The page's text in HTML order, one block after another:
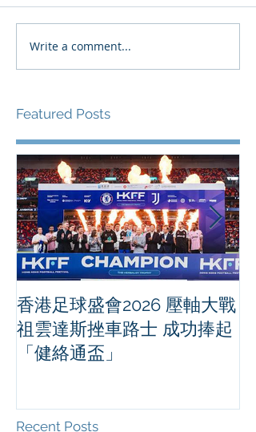
Write a comment...
Featured Posts
香港足球盛會2026 壓軸大戰
祖雲達斯挫車路士 成功捧起
「健絡通盃」
Recent Posts